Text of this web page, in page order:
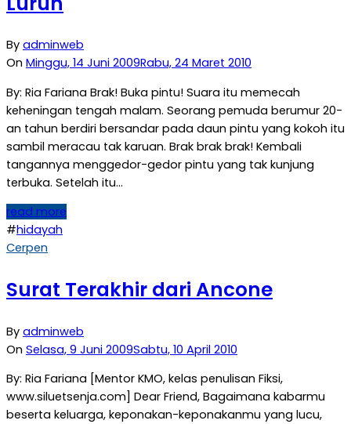
By adminweb
On Minggu, 14 Juni 2009Rabu, 24 Maret 2010
By: Ria Fariana Brak! Buka pintu! Suara itu memecah
keheningan tengah malam. Seorang pemuda berumur 20-
an tahun berdiri bersandar pada daun pintu yang kokoh itu
sambil meracau tak karuan. Brak brak brak! Kembali
tangannya menggedor-gedor pintu yang tak kunjung
terbuka. Setelah itu…
read more
#hidayah
Cerpen
Surat Terakhir dari Ancone
By adminweb
On Selasa, 9 Juni 2009Sabtu, 10 April 2010
By: Ria Fariana [Mentor KMO, kelas penulisan Fiksi,
www.siluetsenja.com] Dear Friend, Bagaimana kabarmu
beserta keluarga, keponakan-keponakanmu yang lucu,